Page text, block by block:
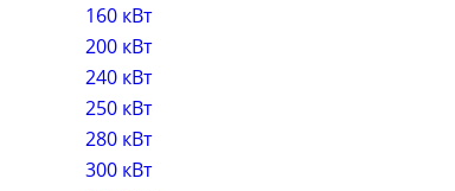
160 кВт
200 кВт
240 кВт
250 кВт
280 кВт
300 кВт